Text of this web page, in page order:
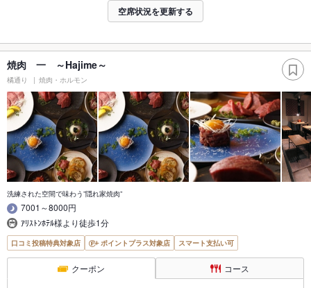
空席状況を更新する
焼肉 一 ～Hajime～
橘通り 焼肉・ホルモン
洗練された空間で味わう”隠れ家焼肉”
7001～8000円
ｱﾘｽﾄﾝﾎﾃﾙ様より徒歩1分
口コミ投稿特典対象店 ポイントプラス対象店 スマート支払い可
クーポン コース